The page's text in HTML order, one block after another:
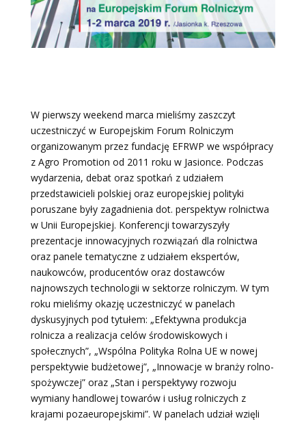
W pierwszy weekend marca mieliśmy zaszczyt
uczestniczyć w Europejskim Forum Rolniczym
organizowanym przez fundację EFRWP we współpracy
z Agro Promotion od 2011 roku w Jasionce. Podczas
wydarzenia, debat oraz spotkań z udziałem
przedstawicieli polskiej oraz europejskiej polityki
poruszane były zagadnienia dot. perspektyw rolnictwa
w Unii Europejskiej. Konferencji towarzyszyły
prezentacje innowacyjnych rozwiązań dla rolnictwa
oraz panele tematyczne z udziałem ekspertów,
naukowców, producentów oraz dostawców
najnowszych technologii w sektorze rolniczym. W tym
roku mieliśmy okazję uczestniczyć w panelach
dyskusyjnych pod tytułem: „Efektywna produkcja
rolnicza a realizacja celów środowiskowych i
społecznych”, „Wspólna Polityka Rolna UE w nowej
perspektywie budżetowej”, „Innowacje w branży rolno-
spożywczej” oraz „Stan i perspektywy rozwoju
wymiany handlowej towarów i usług rolniczych z
krajami pozaeuropejskimi”. W panelach udział wzięli